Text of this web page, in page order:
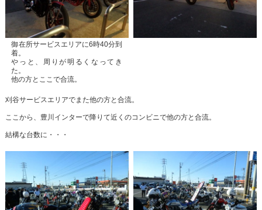
御在所サービスエリアに6時40分到
着。
やっと、周りが明るくなってき
た。
他の方とここで合流。
刈谷サービスエリアでまた他の方と合流。
ここから、豊川インターで降りて近くのコンビニで他の方と合流。
結構な台数に・・・